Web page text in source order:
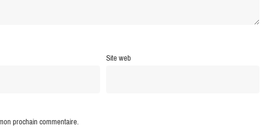
Site web
prochain commentaire.